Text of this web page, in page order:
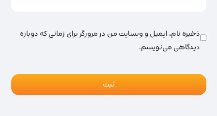
ذخیره نام، ایمیل و وبسایت من در مرورگر برای زمانی که دوباره
دیدگاهی می‌نویسم.